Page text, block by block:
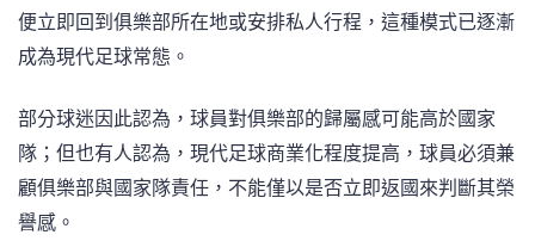
便立即回到俱樂部所在地或安排私人行程，這種模式已逐漸
成為現代足球常態。
部分球迷因此認為，球員對俱樂部的歸屬感可能高於國家
隊；但也有人認為，現代足球商業化程度提高，球員必須兼
顧俱樂部與國家隊責任，不能僅以是否立即返國來判斷其榮
譽感。